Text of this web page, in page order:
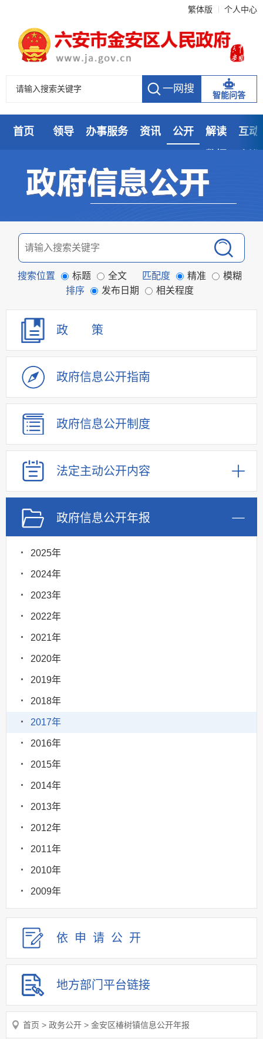
繁体版 个人中心
智能问答
首页 领导 办事服务 资讯 公开 解读
互动
搜索位置 标题 全文 匹配度 精准
模糊
排序
发布日期 相关程度
政 策
政府信息公开指南
政府信息公开制度
法定主动公开内容
政府信息公开年报
2025年
2024年
2023年
2022年
2021年
2020年
2019年
2018年
2017年
2016年
2015年
2014年
2013年
2012年
2011年
2010年
2009年
依申请 公 开
地方部门 平台链接
首页 > 政务公开 > 金安区椿树镇信息公开年报